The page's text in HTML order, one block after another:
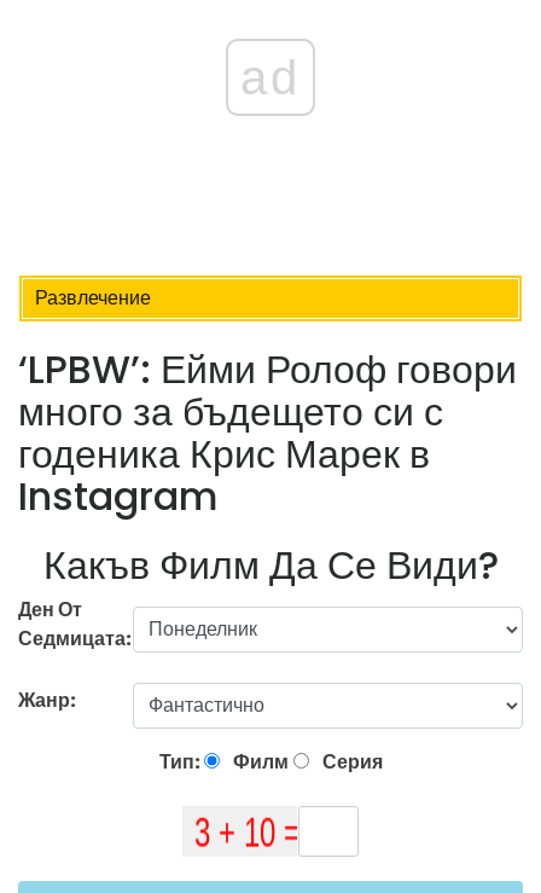
ad
Развлечение
‘LPBW’: Ейми Ролоф говори
много за бъдещето си с
годеника Крис Марек в
Instagram
Какъв Филм Да Се Види?
Ден От
Седмицата:
Жанр:
Тип: Филм Серия